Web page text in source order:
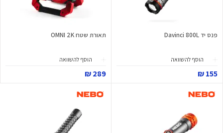
פנס יד Davinci 800L
הוסף להשוואה
155 ₪
תאורת שטח OMNI 2K
הוסף להשוואה
289 ₪